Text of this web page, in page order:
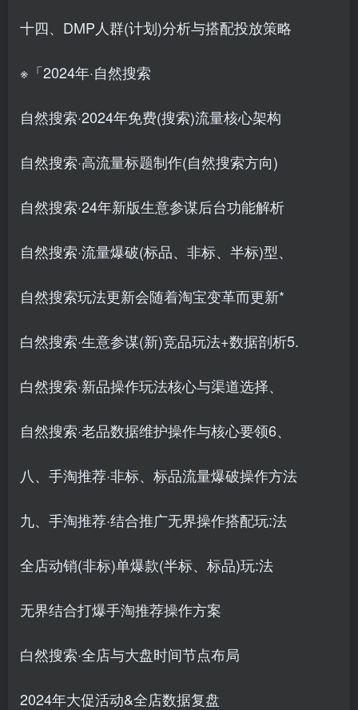
十四、DMP人群(计划)分析与搭配投放策略
※「2024年·自然搜索
自然搜索·2024年免费(搜索)流量核心架构
自然搜索·高流量标题制作(自然搜索方向)
自然搜索·24年新版生意参谋后台功能解析
自然搜索·流量爆破(标品、非标、半标)型、
自然搜索玩法更新会随着淘宝变革而更新*
白然搜索·生意参谋(新)竞品玩法+数据剖析5.
白然搜索·新品操作玩法核心与渠道选择、
自然搜索·老品数据维护操作与核心要领6、
八、手淘推荐·非标、标品流量爆破操作方法
九、手淘推荐·结合推广无界操作搭配玩:法
全店动销(非标)单爆款(半标、标品)玩:法
无界结合打爆手淘推荐操作方案
白然搜索·全店与大盘时间节点布局
2024年大促活动&全店数据复盘